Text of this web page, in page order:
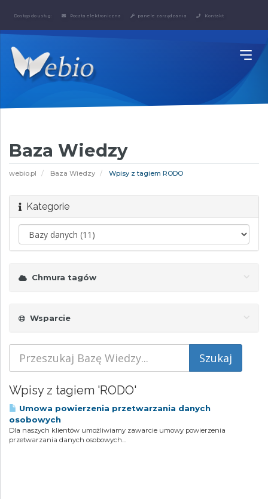
Dostęp do usług: Poczta elektroniczna panele zarządzania Kontakt
Baza Wiedzy
webio.pl Baza Wiedzy Wpisy z tagiem RODO
Kategorie
Chmura tagów
Wsparcie
Wpisy z tagiem 'RODO'
Umowa powierzenia przetwarzania danych
osobowych
Dla naszych klientów umożliwiamy zawarcie umowy powierzenia
przetwarzania danych osobowych...